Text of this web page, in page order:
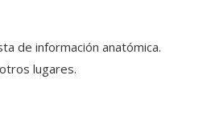
de información anatómica.
lugares.